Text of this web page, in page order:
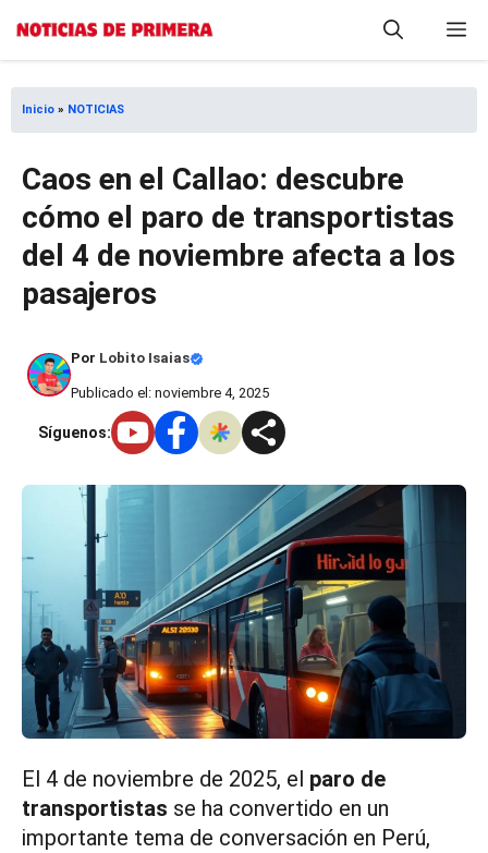
Saltar
contenido
Inicio » NOTICIAS
Caos en el Callao: descubre
cómo el paro de transportistas
del 4 de noviembre afecta a los
pasajeros
Por Lobito Isaias
Publicado el: noviembre 4, 2025
Síguenos:
El 4 de noviembre de 2025, el paro de
transportistas se ha convertido en un
importante tema de conversación en Perú,